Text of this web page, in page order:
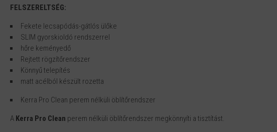
FELSZERELTSÉG:
Fekete lecsapódás-gátlós ülőke
SLIM gyorskioldó rendszerrel
hőre keményedő
Rejtett rögzítőrendszer
Könnyű telepítés
matt acélból készült rozetta
Kerra Pro Clean perem nélküli öblítőrendszer
A Kerra Pro Clean perem nélküli öblítőrendszer megkönnyíti a tisztítást.